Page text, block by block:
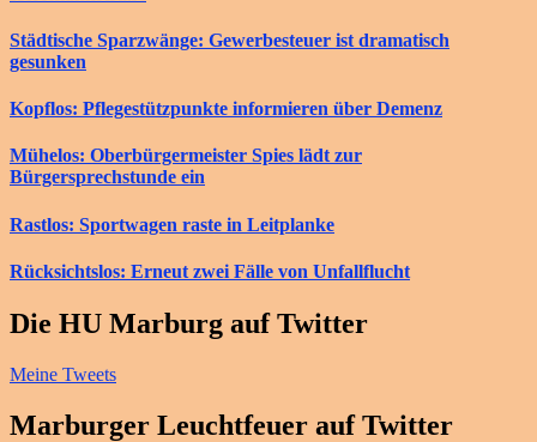
Städtische Sparzwänge: Gewerbesteuer ist dramatisch
gesunken
Kopflos: Pflegestützpunkte informieren über Demenz
Mühelos: Oberbürgermeister Spies lädt zur
Bürgersprechstunde ein
Rastlos: Sportwagen raste in Leitplanke
Rücksichtslos: Erneut zwei Fälle von Unfallflucht
Die HU Marburg auf Twitter
Meine Tweets
Marburger Leuchtfeuer auf Twitter